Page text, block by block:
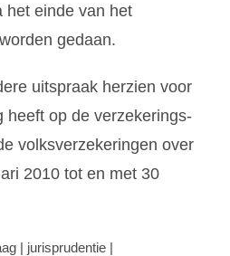
het einde van het
gedaan.
uitspraak herzien voor
heeft op de verzekerings-
volksverzekeringen over
2010 tot en met 30
| jurisprudentie |